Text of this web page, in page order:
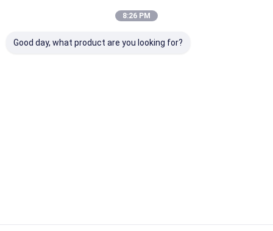
China Fabrik.Copyright © 2026 Yitao Air
Spring Group. All Rights Reserved.
8:26 PM
Good day, what product are you looking for?